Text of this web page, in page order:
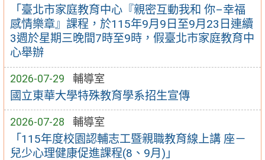
「臺北市家庭教育中心『親密互動我和 你–幸福
感情樂章』課程，於115年9月9日至9月23日連續
3週於星期三晚間7時至9時，假臺北市家庭教育中
心舉辦
2026-07-29 輔導室
國立東華大學特殊教育學系招生宣傳
2026-07-28 輔導室
「115年度校園認輔志工暨親職教育線上講 座－
兒少心理健康促進課程(8、9月)」